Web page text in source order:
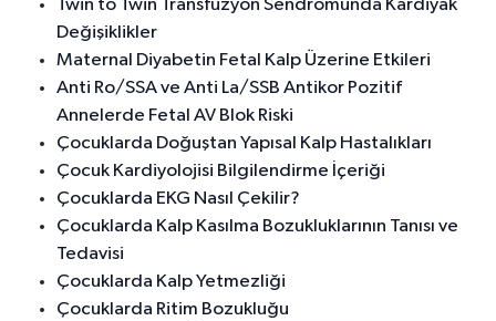
Twin to Twin Transfüzyon Sendromunda Kardiyak
Değişiklikler
Maternal Diyabetin Fetal Kalp Üzerine Etkileri
Anti Ro/SSA ve Anti La/SSB Antikor Pozitif
Annelerde Fetal AV Blok Riski
Çocuklarda Doğuştan Yapısal Kalp Hastalıkları
Çocuk Kardiyolojisi Bilgilendirme İçeriği
Çocuklarda EKG Nasıl Çekilir?
Çocuklarda Kalp Kasılma Bozukluklarının Tanısı ve
Tedavisi
Çocuklarda Kalp Yetmezliği
Çocuklarda Ritim Bozukluğu